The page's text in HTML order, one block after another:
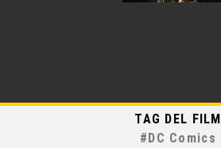
TAG DEL FILM
#DC Comics